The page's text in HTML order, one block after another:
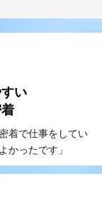
い
着で仕事をしてい
かったです」